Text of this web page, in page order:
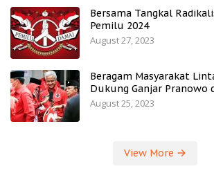
Bersama Tangkal
Pemilu 2024
August 27, 2023
Beragam Masyarakat
Dukung Ganjar Pranowo
August 25, 2023
View More